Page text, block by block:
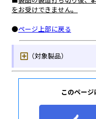
このペー